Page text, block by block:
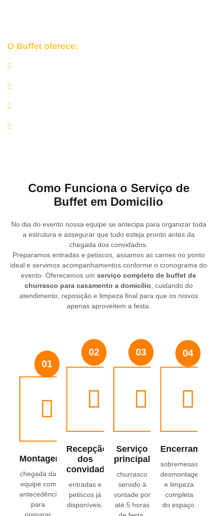
O Buffet oferece:
Como Funciona o Serviço de
Buffet em Domicilio
No dia do evento nossa equipe se antecipa para organizar toda
a estrutura e assegurar que tudo esteja pronto antes da
chegada dos convidados.
Preparamos entradas e petiscos, assamos as carnes no ponto
ideal e servimos acompanhamentos conforme o cronograma do
evento. Oferecemos um serviço completo de buffet de
churrasco para casamento a domicílio , cuidando do
atendimento, reposição e limpeza final para que os noivos
apenas aproveitem a festa.
Montagem
chegada da
equipe com
antecedência
para
01
Recepção
dos
convidados
entradas e
petiscos já
disponíveis.
02
Serviço
principal
churrasco
servido à
vontade por
até 5 horas
03
sobremesas,
desmontagem
e limpeza
completa
do espaço.
04